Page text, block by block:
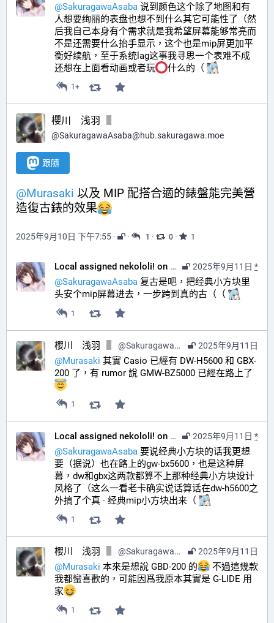
@SakuragawaAsaba 说到颜色这个除了地图和有
人想要绚丽的表盘也想不到什么其它可能性了（然
后我自己本身有个需求就是我希望屏幕能够常亮而
不是还需要什么抬手显示，这个也是mip屏更加平
衡好续航，至于系统lag这事我寻思一个表难不成
还想在上面看动画或者玩
什么的（
1+
櫻川 浅羽
@SakuragawaAsaba@hub.sakuragawa.moe
跟隨
@Murasaki 以及 MIP 配搭合適的錶盤能完美營
造復古錶的效果
2025年9月10日 下午7:55 · · 1 · 0 · 1
2025年9月11日 *
Local assigned nekololi! on your timeline :nacholook:
@SakuragawaAsaba 复古是吧，把经典小方块里
头安个mip屏幕进去，一步跨到真的古（（
1
2025年9月11日
櫻川 浅羽 @SakuragawaAsaba@hub.sakuragawa.moe
@Murasaki 其實 Casio 已經有 DW-H5600 和 GBX-
200 了，有 rumor 說 GMW-BZ5000 已經在路上了
1
2025年9月11日 *
Local assigned nekololi! on your timeline :nacholook:
@SakuragawaAsaba 要说经典小方块的话我更想
要（据说）也在路上的gw-bx5600，也是这种屏
幕，dw和gbx这两款都算不上那种经典小方块设计
风格了（这么一看老卡确实说话算话在dw-h5600之
外搞了个真 · 经典mip小方块出来（
1
2025年9月11日
櫻川 浅羽 @SakuragawaAsaba@hub.sakuragawa.moe
@Murasaki 本來是想說 GBD-200 的
不過這幾款
我都蠻喜歡的，可能因爲我原本其實是 G-LIDE 用
家
1